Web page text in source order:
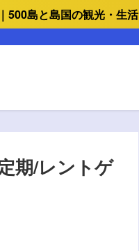
500島と島国の観光・生活
期/レントゲ